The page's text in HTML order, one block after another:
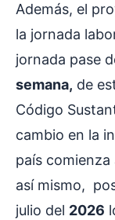
Además, el
la jornada
jornada pase
semana, de
Código
cambio en la
país
así mismo,
julio del 2026